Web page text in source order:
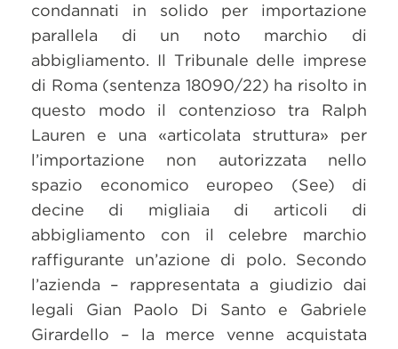
condannati in solido per importazione
parallela di un noto marchio di
abbigliamento. Il Tribunale delle imprese
di Roma (sentenza 18090/22) ha risolto in
questo modo il contenzioso tra Ralph
Lauren e una «articolata struttura» per
l’importazione non autorizzata nello
spazio economico europeo (See) di
decine di migliaia di articoli di
abbigliamento con il celebre marchio
raffigurante un’azione di polo. Secondo
l’azienda – rappresentata a giudizio dai
legali Gian Paolo Di Santo e Gabriele
Girardello – la merce venne acquistata